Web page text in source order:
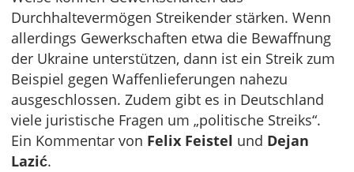
Durchhaltevermögen Streikender stärken. Wenn
allerdings Gewerkschaften etwa die Bewaffnung
der Ukraine unterstützen, dann ist ein Streik zum
Beispiel gegen Waffenlieferungen nahezu
ausgeschlossen. Zudem gibt es in Deutschland
viele juristische Fragen um „politische Streiks“.
Ein Kommentar von Felix Feistel und Dejan
Lazić.